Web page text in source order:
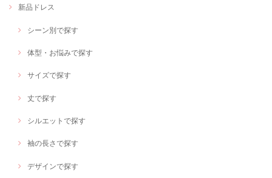
新品ドレス
シーン別で探す
体型・お悩みで探す
サイズで探す
丈で探す
シルエットで探す
袖の長さで探す
デザインで探す